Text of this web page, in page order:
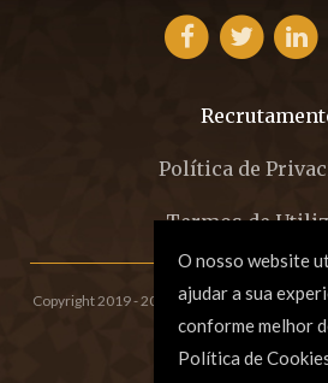
Política de
Termos de
Copyright 2019 - 2026 © EFCM - Sociedade de
reserved. Created by
O nosso website
ajudar a sua
conforme melhor
Política de